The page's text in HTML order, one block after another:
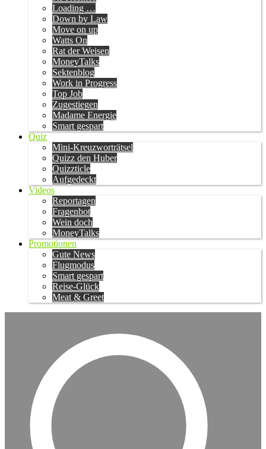
Loading …
Down by Law
Move on up
Watts On
Rat der Weisen
MoneyTalks
Sektenblog
Work in Progress
Top Job
Zugestiegen
Madame Energie
Smart gespart
Quiz
Mini-Kreuzworträtsel
Quizz den Huber
Quizzticle
Aufgedeckt
Videos
Reportagen
Fragenbot
Wein doch
MoneyTalks
Promotionen
Gute News
Flugmodus
Smart gespart
Reise-Glück
Meat & Greet